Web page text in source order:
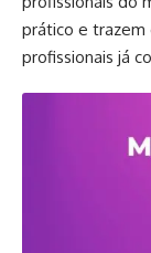
prático e trazem
profissionais já